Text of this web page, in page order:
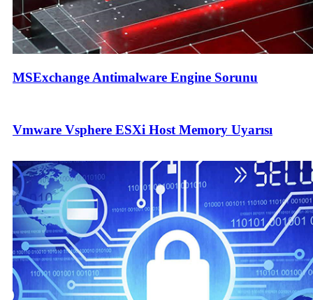
MSExchange Antimalware Engine Sorunu
Vmware Vsphere ESXi Host Memory Uyarısı